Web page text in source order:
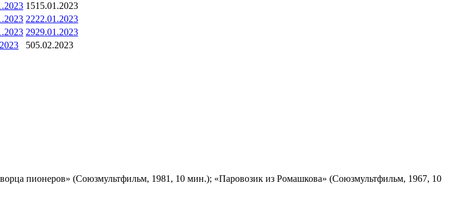
1515.01.2023
2222.01.2023
2929.01.2023
505.02.2023
пионеров» (Союзмультфильм, 1981, 10 мин.); «Паровозик из Ромашкова» (Союзмультфильм, 1967, 10